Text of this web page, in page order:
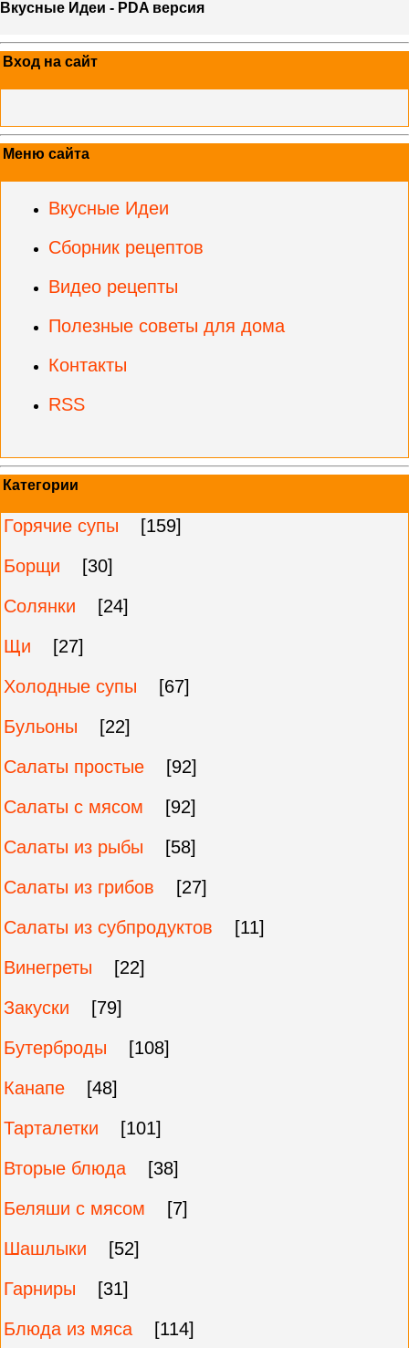
Вкусные Идеи - PDA версия
Вход на сайт
Меню сайта
Вкусные Идеи
Сборник рецептов
Видео рецепты
Полезные советы для дома
Контакты
RSS
Категории
Горячие супы
[159]
Борщи
[30]
Солянки
[24]
Щи
[27]
Холодные супы
[67]
Бульоны
[22]
Салаты простые
[92]
Салаты с мясом
[92]
Салаты из рыбы
[58]
Салаты из грибов
[27]
Салаты из субпродуктов
[11]
Винегреты
[22]
Закуски
[79]
Бутерброды
[108]
Канапе
[48]
Тарталетки
[101]
Вторые блюда
[38]
Беляши с мясом
[7]
Шашлыки
[52]
Гарниры
[31]
Блюда из мяса
[114]